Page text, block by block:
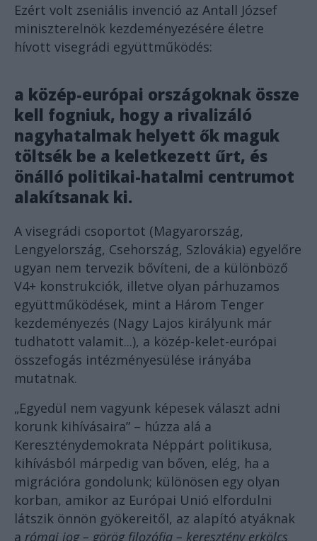
Ezért volt zseniális invenció az Antall József
miniszterelnök kezdeményezésére életre
hívott visegrádi együttműködés:
a közép-európai országoknak össze
kell fogniuk, hogy a rivalizáló
nagyhatalmak helyett ők maguk
töltsék be a keletkezett űrt, és
önálló politikai-hatalmi centrumot
alakítsanak ki.
A visegrádi csoportot (Magyarország,
Lengyelország, Csehország, Szlovákia) egyelőre
ugyan nem tervezik bővíteni, de a különböző
V4+ konstrukciók, illetve olyan párhuzamos
együttműködések, mint a Három Tenger
kezdeményezés (Nagy Lajos királyunk már
tudhatott valamit...), a közép-kelet-európai
összefogás intézményesülése irányába
mutatnak.
„Egyedül nem vagyunk képesek választ adni
korunk kihívásaira” – húzza alá a
Kereszténydemokrata Néppárt politikusa,
kihívásból márpedig van bőven, elég, ha a
migrációra gondolunk; különösen egy olyan
korban, amikor az Európai Unió elfordulni
látszik önnön gyökereitől, az alapító atyáknak
a római jog – görög filozófia – keresztény erkölcs